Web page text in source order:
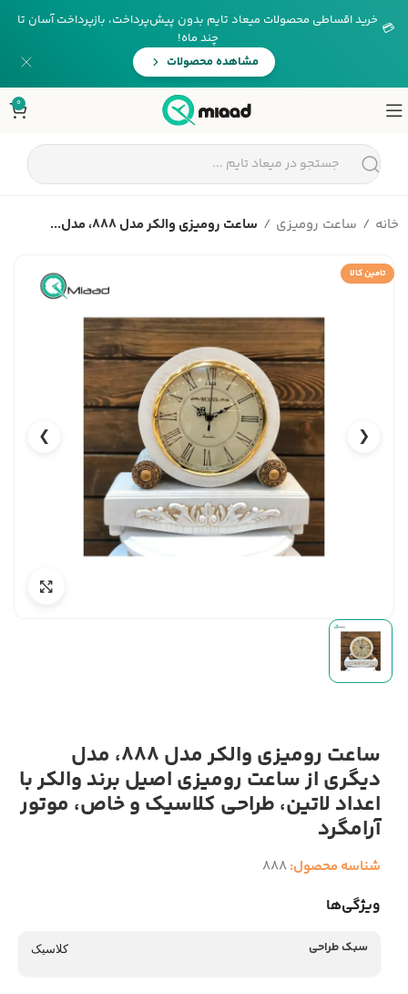
💳 خرید اقساطی محصولات میعاد تایم بدون پیش‌پرداخت، بازپرداخت آسان تا
چند ماه!
مشاهده محصولات
0
خانه ساعت رومیزی ساعت رومیزی والکر مدل 888، مدل...
تامین کالا
❮
❯
ساعت رومیزی والکر مدل 888، مدل
دیگری از ساعت رومیزی اصیل برند والکر با
اعداد لاتین، طراحی کلاسیک و خاص، موتور
آرامگرد
شناسه محصول:888
ویژگی‌ها
سبک طراحی کلاسیک